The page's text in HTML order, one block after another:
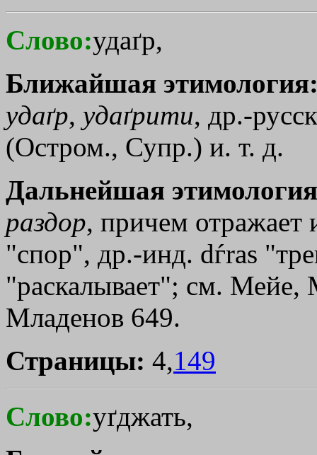
Слово:удаґр,
Ближайшая
удаґр, удаґрити, др.-
(Остром., Супр.) и. т. д.
Дальнейшая
раздор, причем
"спор", др.-инд. dѓras
"раскалывает"; см.
Младенов 649.
Страницы: 4,149
Слово:уґджать,